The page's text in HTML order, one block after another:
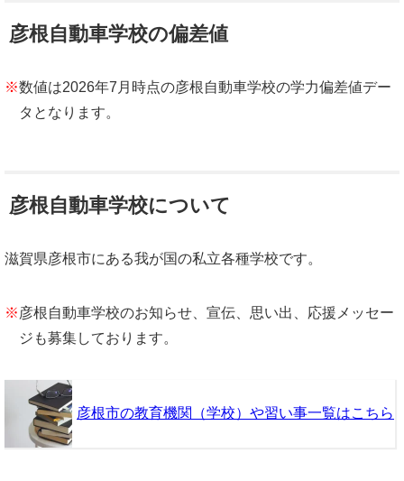
彦根自動車学校の偏差値
※数値は2026年7月時点の彦根自動車学校の学力偏差値デー
タとなります。
彦根自動車学校について
滋賀県彦根市にある我が国の私立各種学校です。
※ 彦根自動車学校のお知らせ、宣伝、思い出、応援メッセー
ジも募集しております。
彦根市の教育機関（学校）や習い事一覧はこちら